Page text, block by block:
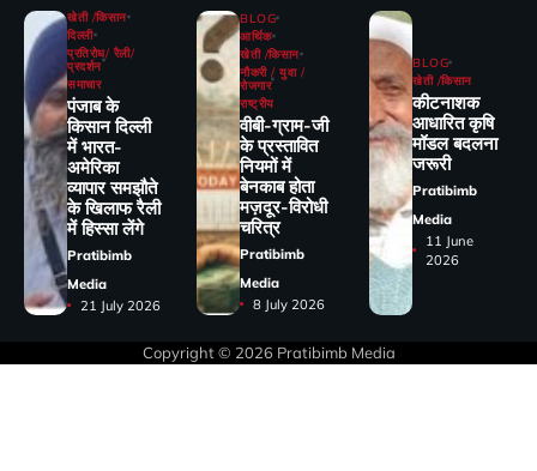
खेती /किसान
दिल्ली
प्रतिरोध/ रैली/
प्रदर्शन
समाचार
पंजाब के
किसान दिल्ली
में भारत-
अमेरिका
व्यापार समझौते
के खिलाफ रैली
में हिस्सा लेंगे
Pratibimb
Media
21 July 2026
BLOG
आर्थिक
खेती /किसान
नौकरी / युवा /
रोजगार
राष्ट्रीय
वीबी-ग्राम-जी
के प्रस्तावित
नियमों में
बेनकाब होता
मज़दूर-विरोधी
चरित्र
Pratibimb
Media
8 July 2026
BLOG
खेती /किसान
कीटनाशक
आधारित कृषि
मॉडल बदलना
जरूरी
Pratibimb
Media
11 June
2026
Copyright © 2026 Pratibimb Media